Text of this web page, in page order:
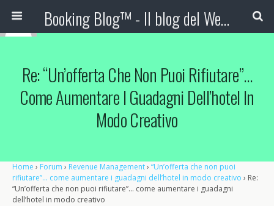
Booking Blog™ - Il blog del Web Marketing Turistico
Re: “Un’offerta Che Non Puoi Rifiutare”…
Come Aumentare I Guadagni Dell’hotel In
Modo Creativo
Home › Forum › Revenue Management› “Un’offerta che non puoi
rifiutare”… come aumentare i guadagni dell’hotel in modo creativo › Re:
“Un’offerta che non puoi rifiutare”… come aumentare i guadagni
dell’hotel in modo creativo